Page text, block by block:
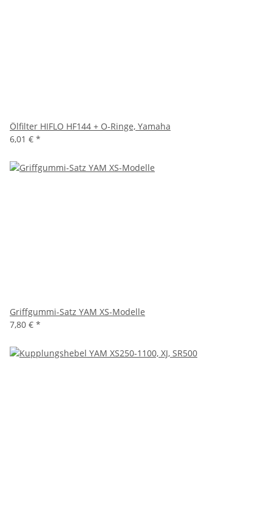
Ölfilter HIFLO HF144 + O-Ringe, Yamaha
6,01 € *
Griffgummi-Satz YAM XS-Modelle
7,80 € *